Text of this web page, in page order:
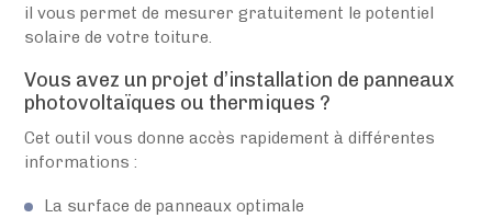
il vous permet de mesurer gratuitement le potentiel
solaire de votre toiture.
Vous avez un projet d’installation de panneaux
photovoltaïques ou thermiques ?
Cet outil vous donne accès rapidement à différentes
informations :
La surface de panneaux optimale